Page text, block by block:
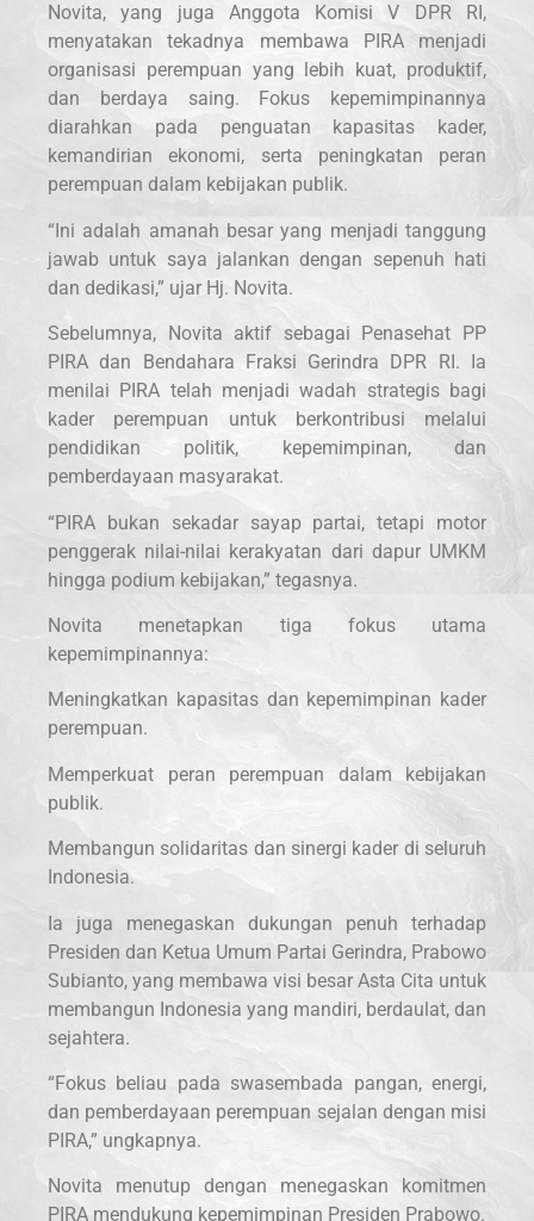
Novita, yang juga Anggota Komisi V DPR RI,
menyatakan tekadnya membawa PIRA menjadi
organisasi perempuan yang lebih kuat, produktif,
dan berdaya saing. Fokus kepemimpinannya
diarahkan pada penguatan kapasitas kader,
kemandirian ekonomi, serta peningkatan peran
perempuan dalam kebijakan publik.
“Ini adalah amanah besar yang menjadi tanggung
jawab untuk saya jalankan dengan sepenuh hati
dan dedikasi,” ujar Hj. Novita.
Sebelumnya, Novita aktif sebagai Penasehat PP
PIRA dan Bendahara Fraksi Gerindra DPR RI. Ia
menilai PIRA telah menjadi wadah strategis bagi
kader perempuan untuk berkontribusi melalui
pendidikan politik, kepemimpinan, dan
pemberdayaan masyarakat.
“PIRA bukan sekadar sayap partai, tetapi motor
penggerak nilai-nilai kerakyatan dari dapur UMKM
hingga podium kebijakan,” tegasnya.
Novita menetapkan tiga fokus utama
kepemimpinannya:
Meningkatkan kapasitas dan kepemimpinan kader
perempuan.
Memperkuat peran perempuan dalam kebijakan
publik.
Membangun solidaritas dan sinergi kader di seluruh
Indonesia.
Ia juga menegaskan dukungan penuh terhadap
Presiden dan Ketua Umum Partai Gerindra, Prabowo
Subianto, yang membawa visi besar Asta Cita untuk
membangun Indonesia yang mandiri, berdaulat, dan
sejahtera.
“Fokus beliau pada swasembada pangan, energi,
dan pemberdayaan perempuan sejalan dengan misi
PIRA,” ungkapnya.
Novita menutup dengan menegaskan komitmen
PIRA mendukung kepemimpinan Presiden Prabowo.